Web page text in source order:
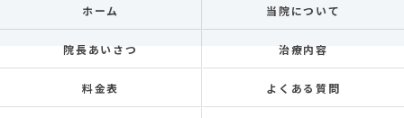
ホーム 当院について
院長あいさつ 治療内容
料金表 よくある質問